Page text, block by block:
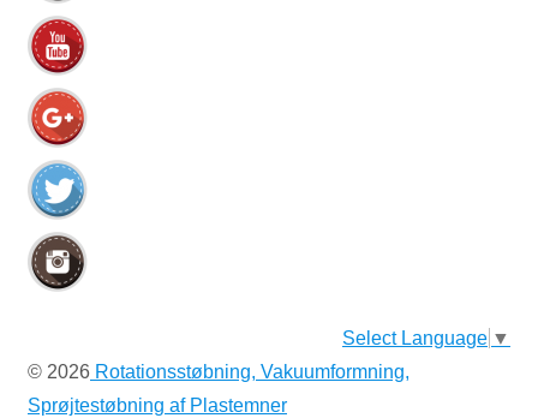
Select Language ▼
© 2026 Rotationsstøbning, Vakuumformning,
Sprøjtestøbning af Plastemner